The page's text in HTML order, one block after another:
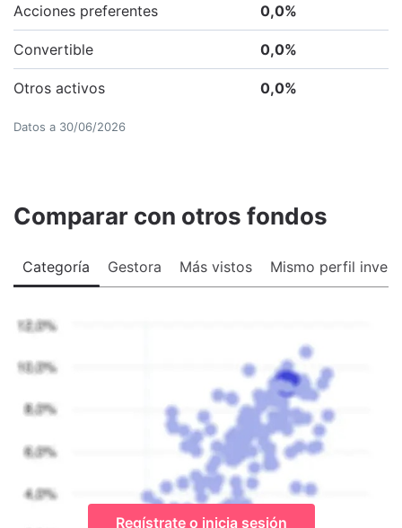
Acciones preferentes 0,0%
Convertible 0,0%
Otros activos 0,0%
Datos a 30/06/2026
Comparar con otros fondos
Categoría Gestora Más vistos Mismo perfil
Regístrate o inicia sesión